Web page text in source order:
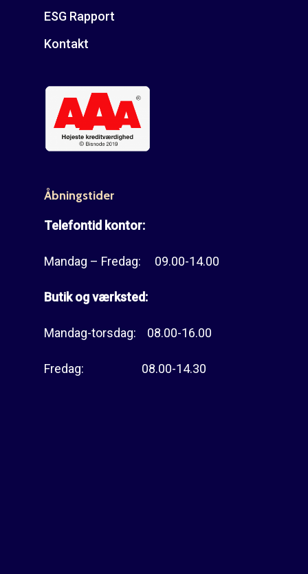
ESG Rapport
Kontakt
Åbningstider
Telefontid kontor:
Mandag – Fredag: 09.00-14.00
Butik og værksted:
Mandag-torsdag: 08.00-16.00
Fredag: 08.00-14.30